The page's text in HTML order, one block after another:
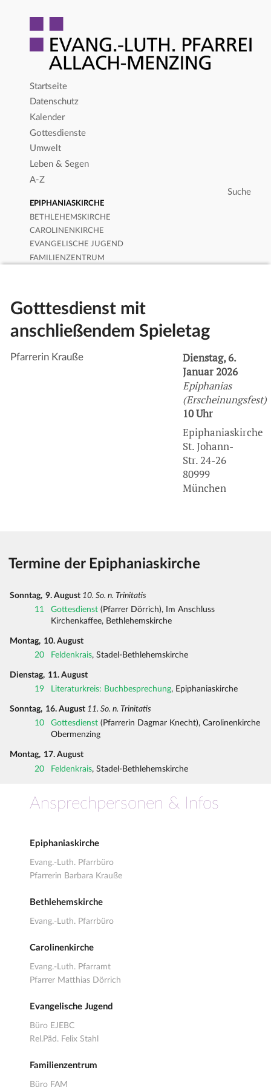
Startseite
Datenschutz
Kalender
Gottesdienste
Umwelt
Leben & Segen
A-Z
EPIPHANIASKIRCHE
BETHLEHEMSKIRCHE
CAROLINENKIRCHE
EVANGELISCHE JUGEND
FAMILIENZENTRUM
Gotttesdienst mit
anschließendem Spieletag
Pfarrerin Krauße
Dienstag, 6.
Januar 2026
Epiphanias
(Erscheinungsfest)
10 Uhr
Epiphaniaskirche
St. Johann-
Str. 24-26
80999
München
Termine der Epiphaniaskirche
Sonntag, 9. August 10. So. n. Trinitatis
11
Gottesdienst (Pfarrer Dörrich), Im Anschluss
Kirchenkaffee, Bethlehemskirche
Montag, 10. August
20
Feldenkrais, Stadel-Bethlehemskirche
Dienstag, 11. August
19
Literaturkreis: Buchbesprechung, Epiphaniaskirche
Sonntag, 16. August 11. So. n. Trinitatis
10
Gottesdienst (Pfarrerin Dagmar Knecht), Carolinenkirche
Obermenzing
Montag, 17. August
20
Feldenkrais, Stadel-Bethlehemskirche
Ansprechpersonen & Infos
Epiphaniaskirche
Evang.-Luth. Pfarrbüro
Pfarrerin Barbara Krauße
Bethlehemskirche
Evang.-Luth. Pfarrbüro
Carolinenkirche
Evang.-Luth. Pfarramt
Pfarrer Matthias Dörrich
Evangelische Jugend
Büro EJEBC
Rel.Päd. Felix Stahl
Familienzentrum
Büro FAM